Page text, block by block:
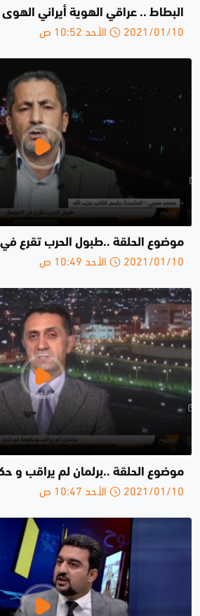
البطاط .. عراقي الهوية أيراني الهوى
2021/01/10 الأحد 10:52 ص
موضوع الحلقة ..طبول الحرب تقرع
2021/01/10 الأحد 10:49 ص
موضوع الحلقة ..برلمان لم يراقب و
2021/01/10 الأحد 10:47 ص